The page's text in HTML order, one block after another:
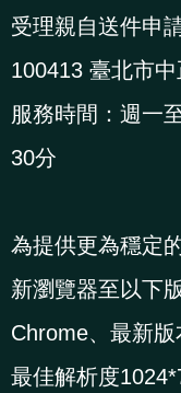
s
隱
私
資
訊
安
受理親自送件申
100413 臺北市
服務時間：週一
30分
為提供更為穩定
新瀏覽器至以下
Chrome、最新
最佳解析度